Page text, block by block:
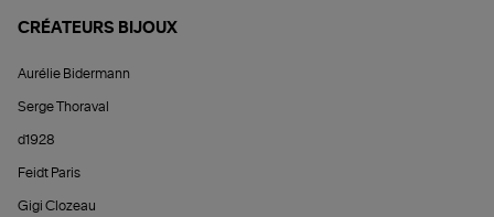
CRÉATEURS BIJOUX
Aurélie Bidermann
Serge Thoraval
d1928
Feidt Paris
Gigi Clozeau